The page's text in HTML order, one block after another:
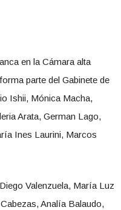
en la Cámara alta
parte del Gabinete de
Ishii, Mónica Macha,
Arata, German Lago,
Ines Laurini, Marcos
Valenzuela, María Luz
Analía Balaudo,